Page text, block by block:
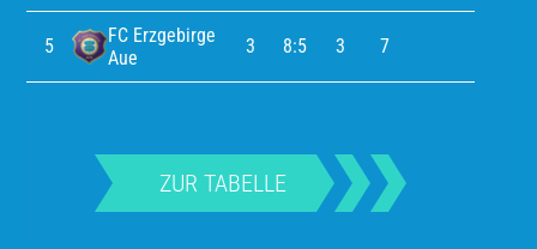
5
FC Erzgebirge
Aue
3 8:5 3 7
ZUR TABELLE